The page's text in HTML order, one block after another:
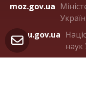
moz.gov.ua
amnu.gov.ua
наук